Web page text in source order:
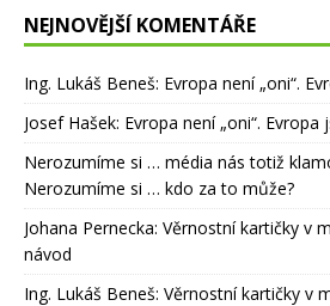
NEJNOVĚJŠÍ KOMENTÁŘE
Ing. Lukáš Beneš: Evropa není „oni“.
Josef Hašek: Evropa není „oni“. Evropa
Nerozumíme si … média nás totiž
Nerozumíme si … kdo za to může?
Johana Pernecka: Věrnostní kartičky v
návod
Ing. Lukáš Beneš: Věrnostní kartičky v